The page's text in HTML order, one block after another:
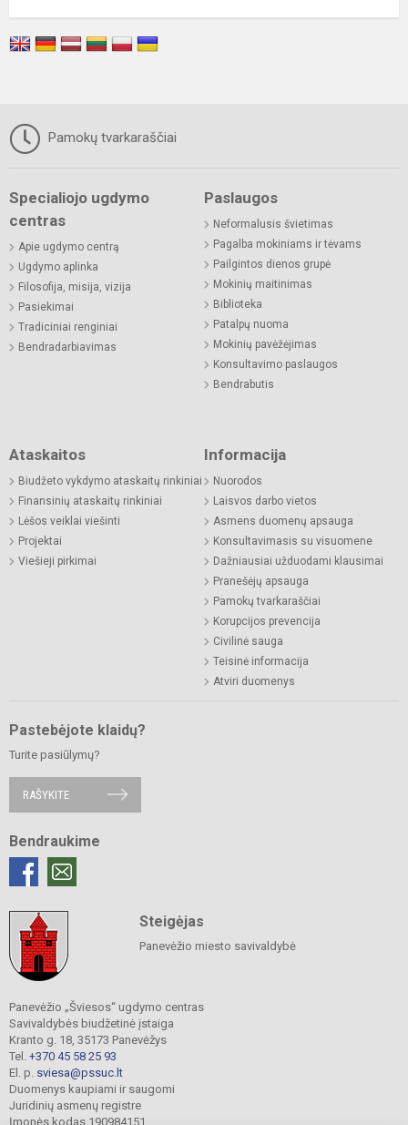
Pamokų tvarkaraščiai
Specialiojo ugdymo
centras
Apie ugdymo centrą
Ugdymo aplinka
Filosofija, misija, vizija
Pasiekimai
Tradiciniai renginiai
Bendradarbiavimas
Paslaugos
Neformalusis švietimas
Pagalba mokiniams ir tėvams
Pailgintos dienos grupė
Mokinių maitinimas
Biblioteka
Patalpų nuoma
Mokinių pavėžėjimas
Konsultavimo paslaugos
Bendrabutis
Ataskaitos
Biudžeto vykdymo ataskaitų rinkiniai
Finansinių ataskaitų rinkiniai
Lėšos veiklai viešinti
Projektai
Viešieji pirkimai
Informacija
Nuorodos
Laisvos darbo vietos
Asmens duomenų apsauga
Konsultavimasis su visuomene
Dažniausiai užduodami klausimai
Pranešėjų apsauga
Pamokų tvarkaraščiai
Korupcijos prevencija
Civilinė sauga
Teisinė informacija
Atviri duomenys
Pastebėjote klaidų?
Turite pasiūlymų?
RAŠYKITE
Bendraukime
Steigėjas
Panevėžio miesto savivaldybė
Panevėžio „Šviesos“ ugdymo centras
Savivaldybės biudžetinė įstaiga
Kranto g. 18, 35173 Panevėžys
Tel. +370 45 58 25 93
El. p. sviesa@pssuc.lt
Duomenys kaupiami ir saugomi
Juridinių asmenų registre
Įmonės kodas 190984151